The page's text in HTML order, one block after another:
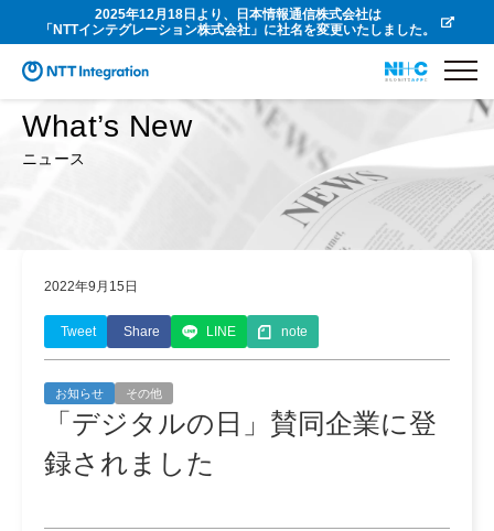
2025年12月18日より、日本情報通信株式会社は
「NTTインテグレーション株式会社」に社名を変更いたしました。
What’s New
ニュース
2022年9月15日
Tweet Share LINE note
お知らせ その他
「デジタルの日」賛同企業に登
録されました